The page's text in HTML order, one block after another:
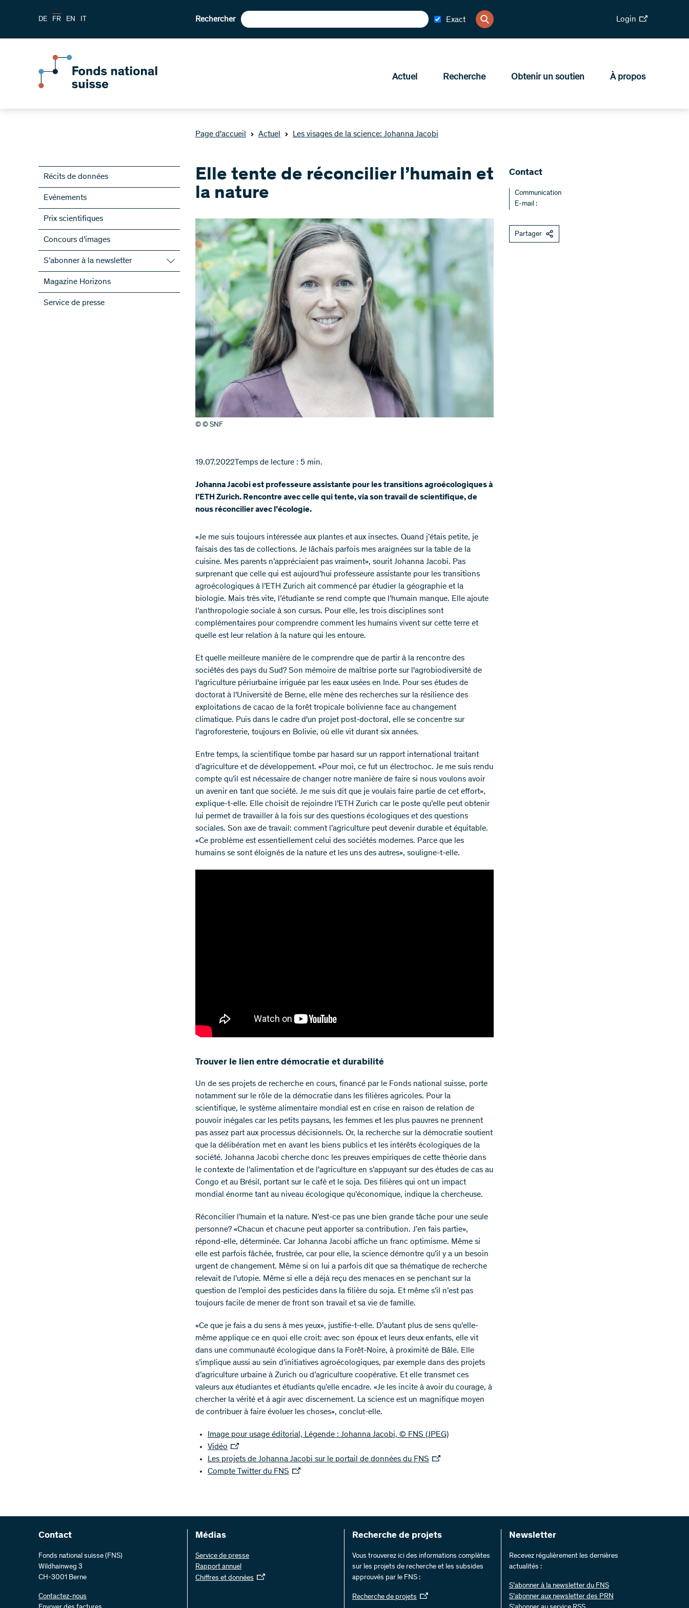
DE FR EN IT Rechercher Exact Login
Actuel Recherche Obtenir un soutien À propos
Page d'accueil Actuel Les visages de la science: Johanna Jacobi
Récits de données
Evénements
Prix scientifiques
Concours d’images
S’abonner à la newsletter
S’abonner à la newsletter du FNS
S’abonner aux newsletter des PRN
ScienceGeist
Magazine Horizons
Service de presse
Elle tente de réconcilier l’humain et
la nature
© © SNF
19.07.2022 Temps de lecture : 5 min.
Johanna Jacobi est professeure assistante pour les transitions agroécologiques à
l’ETH Zurich. Rencontre avec celle qui tente, via son travail de scientifique, de
nous réconcilier avec l’écologie.
«Je me suis toujours intéressée aux plantes et aux insectes. Quand j’étais petite, je
faisais des tas de collections. Je lâchais parfois mes araignées sur la table de la
cuisine. Mes parents n’appréciaient pas vraiment», sourit Johanna Jacobi. Pas
surprenant que celle qui est aujourd’hui professeure assistante pour les transitions
agroécologiques à l’ETH Zurich ait commencé par étudier la géographie et la
biologie. Mais très vite, l’étudiante se rend compte que l’humain manque. Elle ajoute
l’anthropologie sociale à son cursus. Pour elle, les trois disciplines sont
complémentaires pour comprendre comment les humains vivent sur cette terre et
quelle est leur relation à la nature qui les entoure.
Et quelle meilleure manière de le comprendre que de partir à la rencontre des
sociétés des pays du Sud? Son mémoire de maîtrise porte sur l'agrobiodiversité de
l'agriculture périurbaine irriguée par les eaux usées en Inde. Pour ses études de
doctorat à l'Université de Berne, elle mène des recherches sur la résilience des
exploitations de cacao de la forêt tropicale bolivienne face au changement
climatique. Puis dans le cadre d'un projet post-doctoral, elle se concentre sur
l'agroforesterie, toujours en Bolivie, où elle vit durant six années.
Entre temps, la scientifique tombe par hasard sur un rapport international traitant
d’agriculture et de développement. «Pour moi, ce fut un électrochoc. Je me suis rendu
compte qu’il est nécessaire de changer notre manière de faire si nous voulons avoir
un avenir en tant que société. Je me suis dit que je voulais faire partie de cet effort»,
explique-t-elle. Elle choisit de rejoindre l’ETH Zurich car le poste qu’elle peut obtenir
lui permet de travailler à la fois sur des questions écologiques et des questions
sociales. Son axe de travail: comment l’agriculture peut devenir durable et équitable.
«Ce problème est essentiellement celui des sociétés modernes. Parce que les
humains se sont éloignés de la nature et les uns des autres», souligne-t-elle.
Trouver le lien entre démocratie et durabilité
Un de ses projets de recherche en cours, financé par le Fonds national suisse, porte
notamment sur le rôle de la démocratie dans les filières agricoles. Pour la
scientifique, le système alimentaire mondial est en crise en raison de relation de
pouvoir inégales car les petits paysans, les femmes et les plus pauvres ne prennent
pas assez part aux processus décisionnels. Or, la recherche sur la démocratie soutient
que la délibération met en avant les biens publics et les intérêts écologiques de la
société. Johanna Jacobi cherche donc les preuves empiriques de cette théorie dans
le contexte de l’alimentation et de l’agriculture en s’appuyant sur des études de cas au
Congo et au Brésil, portant sur le café et le soja. Des filières qui ont un impact
mondial énorme tant au niveau écologique qu’économique, indique la chercheuse.
Réconcilier l’humain et la nature. N’est-ce pas une bien grande tâche pour une seule
personne? «Chacun et chacune peut apporter sa contribution. J’en fais partie»,
répond-elle, déterminée. Car Johanna Jacobi affiche un franc optimisme. Même si
elle est parfois fâchée, frustrée, car pour elle, la science démontre qu’il y a un besoin
urgent de changement. Même si on lui a parfois dit que sa thématique de recherche
relevait de l’utopie. Même si elle a déjà reçu des menaces en se penchant sur la
question de l’emploi des pesticides dans la filière du soja. Et même s’il n’est pas
toujours facile de mener de front son travail et sa vie de famille.
«Ce que je fais a du sens à mes yeux», justifie-t-elle. D’autant plus de sens qu’elle-
même applique ce en quoi elle croit: avec son époux et leurs deux enfants, elle vit
dans une communauté écologique dans la Forêt-Noire, à proximité de Bâle. Elle
s’implique aussi au sein d’initiatives agroécologiques, par exemple dans des projets
d’agriculture urbaine à Zurich ou d’agriculture coopérative. Et elle transmet ces
valeurs aux étudiantes et étudiants qu’elle encadre. «Je les incite à avoir du courage, à
chercher la vérité et à agir avec discernement. La science est un magnifique moyen
de contribuer à faire évoluer les choses», conclut-elle.
Image pour usage éditorial, Légende : Johanna Jacobi, © FNS (JPEG)
Vidéo
Les projets de Johanna Jacobi sur le portail de données du FNS
Compte Twitter du FNS
Contact
Communication
E-mail :
Partager
Contact
Fonds national suisse (FNS)
Wildhainweg 3
CH-3001 Berne
Contactez-nous
Médias
Service de presse
Rapport annuel
Chiffres et données
Recherche de projets
Vous trouverez ici des informations complètes
sur les projets de recherche et les subsides
approuvés par le FNS :
Recherche de projets
Newsletter
Recevez régulièrement les dernières
actualités :
S’abonner à la newsletter du FNS
S’abonner aux newsletter des PRN